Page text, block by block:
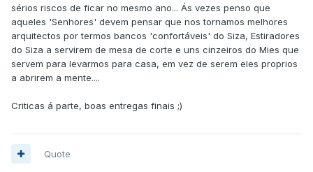
sérios riscos de ficar no mesmo ano... Ás vezes penso que
aqueles 'Senhores' devem pensar que nos tornamos melhores
arquitectos por termos bancos 'confortáveis' do Siza, Estiradores
do Siza a servirem de mesa de corte e uns cinzeiros do Mies que
servem para levarmos para casa, em vez de serem eles proprios
a abrirem a mente....
Criticas á parte, boas entregas finais ;)
Quote